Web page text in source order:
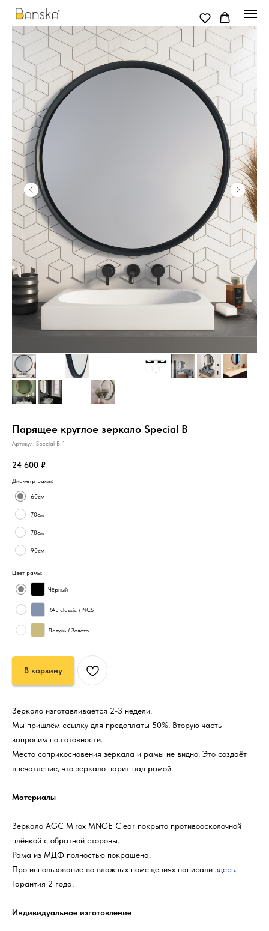
Парящее круглое зеркало Special B
Артикул: Special B-1
24 600 ₽
Диаметр рамы:
60см
70см
78см
90см
Цвет рамы:
Чёрный
RAL classic / NCS
Латунь / Золото
В корзину
Зеркало изготавливается 2-3 недели.
Мы пришлём ссылку для предоплаты 50%. Вторую часть
запросим по готовности.
Место соприкосновения зеркала и рамы не видно. Это создаёт
впечатление, что зеркало парит над рамой.
Материалы
Зеркало AGC Mirox MNGE Clear покрыто противоосколочной
плёнкой с обратной стороны.
Рама из МДФ полностью покрашена.
Про использование во влажных помещениях написали здесь.
Гарантия 2 года.
Индивидуальное изготовление